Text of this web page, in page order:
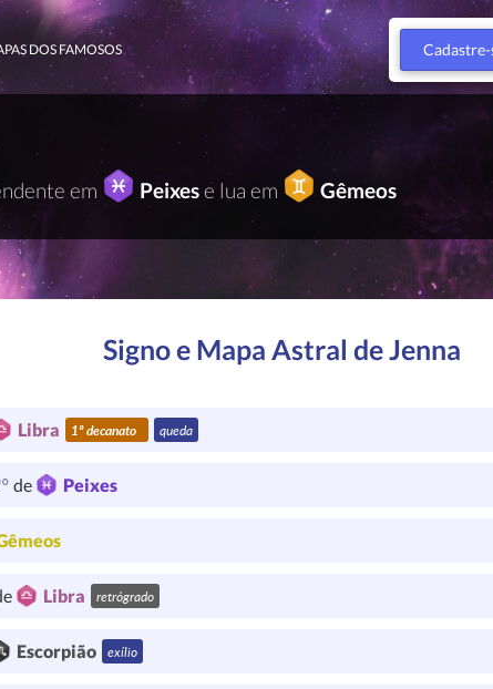
DOS FAMOSOS Cadastre-
em Peixese lua em Gêmeos
Signo e Mapa Astral de Jenna
Libra 1º decanato queda
de Peixes
Libra retrógrado
Escorpião exílio